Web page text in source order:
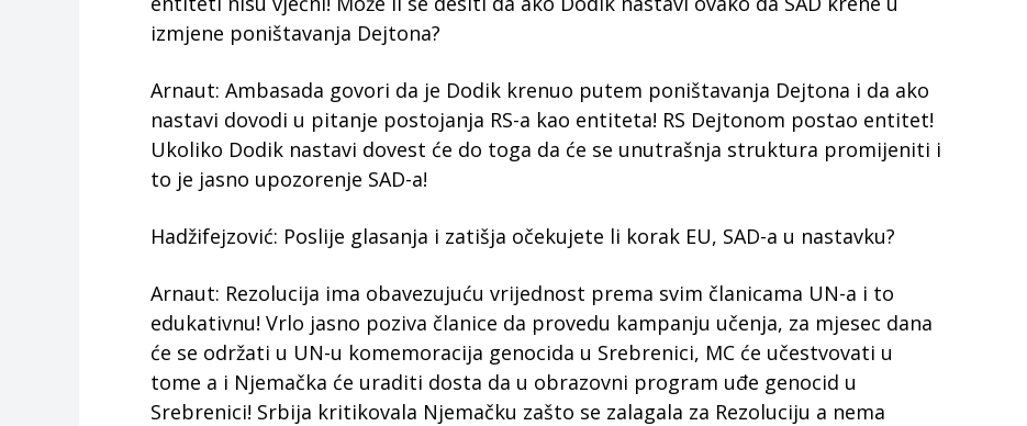
izmjene poništavanja Dejtona?
Arnaut: Ambasada govori da je Dodik krenuo putem poništavanja Dejtona i da ako
nastavi dovodi u pitanje postojanja RS-a kao entiteta! RS Dejtonom postao entitet!
Ukoliko Dodik nastavi dovest će do toga da će se unutrašnja struktura promijeniti i
to je jasno upozorenje SAD-a!
Hadžifejzović: Poslije glasanja i zatišja očekujete li korak EU, SAD-a u nastavku?
Arnaut: Rezolucija ima obavezujuću vrijednost prema svim članicama UN-a i to
edukativnu! Vrlo jasno poziva članice da provedu kampanju učenja, za mjesec dana
će se održati u UN-u komemoracija genocida u Srebrenici, MC će učestvovati u
tome a i Njemačka će uraditi dosta da u obrazovni program uđe genocid u
Srebrenici! Srbija kritikovala Njemačku zašto se zalagala za Rezoluciju a nema